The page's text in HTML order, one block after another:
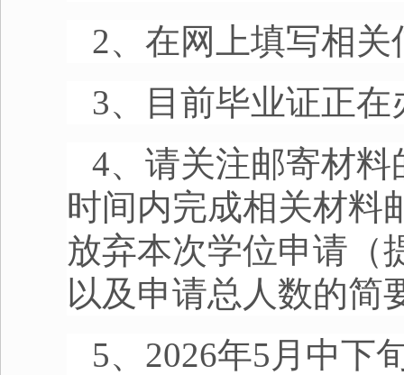
2、在网上填写相
3、目前毕业证正
4、请关注邮寄材
时间内完成相关材料
放弃本次学位申请（
以及申请总人数的简
5、 2026年5 月中下